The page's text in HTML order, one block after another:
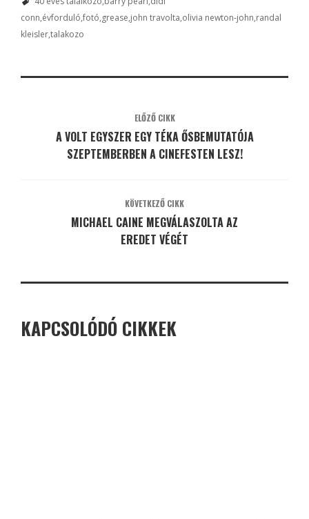
conn évforduló fotó grease john travolta olivia newton-john randal
kleislertalakozo
ELŐZŐ CIKK
A VOLT EGYSZER EGY TÉKA ŐSBEMUTATÓJA
SZEPTEMBERBEN A CINEFESTEN LESZ!
KÖVETKEZŐ CIKK
MICHAEL CAINE MEGVÁLASZOLTA AZ
EREDET VÉGÉT
KAPCSOLÓDÓ CIKKEK